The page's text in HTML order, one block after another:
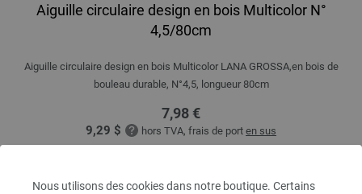
Nous utilisons des cookies dans notre boutique. Certains
Aiguille circulaire design en bois Multicolor N°
4,5/80cm
Aiguille circulaire design en bois Multicolor LANA GROSSA,en bois de
bouleau durable, N°4,5, longueur 80cm
7,98 €
9,29 $ hors TVA, frais de port en sus